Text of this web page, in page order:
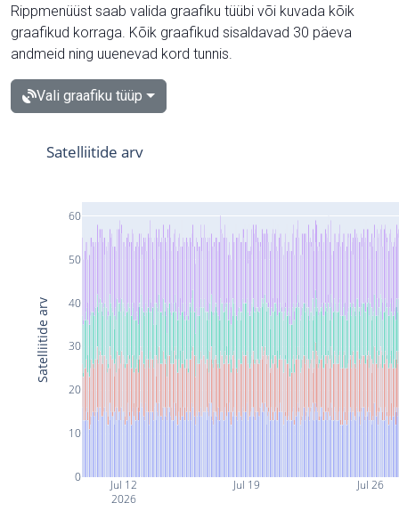
Rippmenüüst saab valida graafiku tüübi või kuvada kõik
graafikud korraga. Kõik graafikud sisaldavad 30 päeva
andmeid ning uuenevad kord tunnis.
Vali graafiku tüüp
Jul 12
2026
Jul 19 Jul 26
0
10
20
30
40
50
60
Satelliitide arv
Satelliitide arv